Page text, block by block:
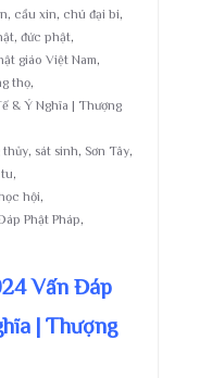
, cầu xin, chú đại bi,
, đức phật,
giáo Việt Nam,
thọ,
& Ý Nghĩa | Thượng
thủy, sát sinh, Sơn Tây,
,
hội,
Phật Pháp,
Vấn Đáp
| Thượng